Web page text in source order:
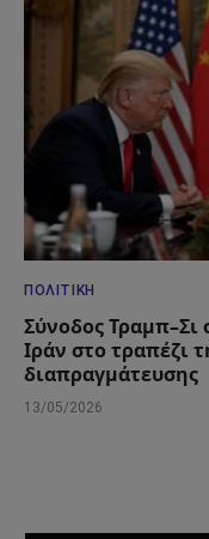
ΠΟΛΙΤΙΚΉ
Σύνοδος Τραμπ–Σι
Ιράν στο τραπέζι
διαπραγμάτευσης
13/05/2026